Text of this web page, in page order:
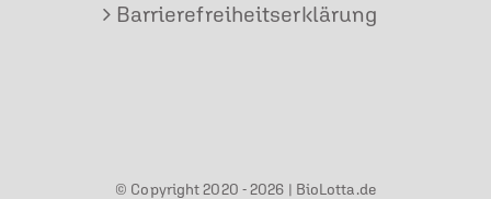
Barrierefreiheitserklärung
© Copyright 2020 -2026 | BioLotta.de